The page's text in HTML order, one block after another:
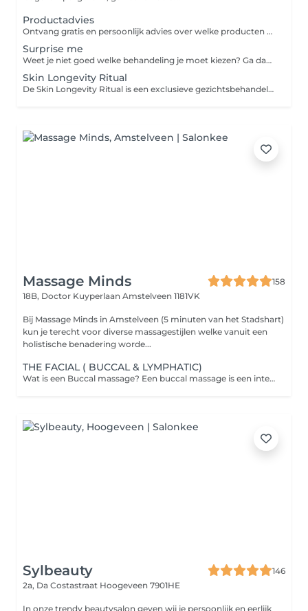
Productadvies
Ontvang gratis en persoonlijk advies over welke producten het beste passen bij jouw huidtype en huidbehoeften. Samen kijken we naar jouw huidige routine en stellen we een passend advies op.
Surprise me
Weet je niet goed welke behandeling je moet kiezen? Ga dan voor de surprise me. We kijken samen welke behandeling voor jou het meest geschikt is.
Skin Longevity Ritual
De Skin Longevity Ritual is een exclusieve gezichtsbehandeling die verder gaat dan traditionele anti-aging. Deze behandeling ondersteunt de huid op celniveau en focust op gezond, sterk en mooi ouder worden. Door een combinatie van geavanceerde actieve ingrediënten, professionele massagetechnieken en het innovatieve Efficacy Booster device wordt de huid intensief gestimuleerd om zich te vernieuwen, herstellen en versterken. De behandeling verbetert de stevigheid, verfijnt de gezichtscontouren en geeft de huid een frisse, jeugdige uitstraling. De zorgvuldig geselecteerde werkstoffen waaronder NAD+ Activator, bio-gefermenteerde peptiden en botanische extracten, werken doelgericht op de diepere huidlagen om oxidatieve stress te verminderen, celvernieuwing te activeren en huidveroudering bij de kern aan te pakken.
Massage Minds
158
18B, Doctor Kuyperlaan Amstelveen 1181VK
Bij Massage Minds in Amstelveen (5 minuten van het Stadshart)
kun je terecht voor diverse massagestijlen welke vanuit een
holistische benadering worde...
THE FACIAL ( BUCCAL & LYMPHATIC)
Wat is een Buccal massage? Een buccal massage is een intensieve gezichtsmassage waarbij de wangen, de kaaklijn en de mondspieren zowel van buitenaf als via de binnenkant van de mond worden gemasseerd. De therapeut werkt op deze manier in op de diepere lagen van de gezichtsspieren. Dit bevordert een gezonde doorbloeding en lymfedrainage, en helpt bij het verminderen van onder andere kaakspanning. Deze behandeling richt zich op het loslaten van emotionele stress die zich in de gezichtsspieren kan vastzetten, wat resulteert in een diepe ontspanning. De behandeling wordt uitgevoerd met handschoenen voor optimale hygiëne en met zorgvuldig afgestemde gezichtsoliën. Geef eventuele allergieën a.u.b. door bij de reservering.
Sylbeauty
146
2a, Da Costastraat Hoogeveen 7901HE
In onze trendy beautysalon geven wij je persoonlijk en eerlijk